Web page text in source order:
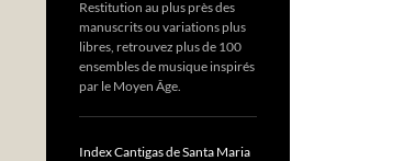
Restitution au plus près des
manuscrits ou variations plus
libres, retrouvez plus de 100
ensembles de musique inspirés
par le Moyen Âge.
Index Cantigas de Santa Maria